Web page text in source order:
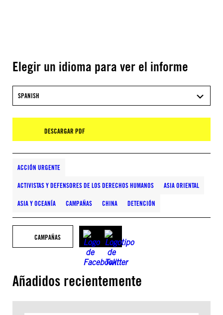
Elegir un idioma para ver el informe
SPANISH
DESCARGAR PDF
ACCIÓN URGENTE
ACTIVISTAS Y DEFENSORES DE LOS DERECHOS HUMANOS ASIA ORIENTAL
ASIA Y OCEANÍA CAMPAÑAS CHINA DETENCIÓN
CAMPAÑAS
Añadidos recientemente